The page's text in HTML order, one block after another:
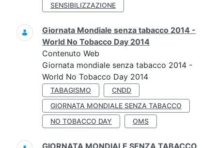
SENSIBILIZZAZIONE
Giornata Mondiale senza tabacco 2014 -
World No Tobacco Day 2014
Contenuto Web
Giornata mondiale senza tabacco 2014 -
World No Tobacco Day 2014
TABAGISMO
CNDD
GIORNATA MONDIALE SENZA TABACCO
NO TOBACCO DAY
OMS
GIORNATA MONDIALE SENZA TABACCO